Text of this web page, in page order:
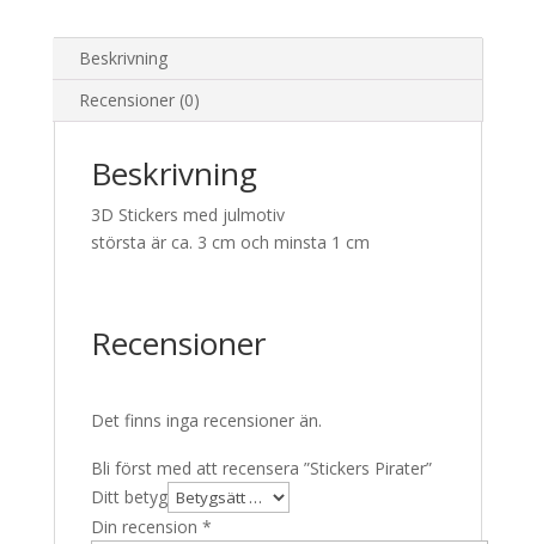
Beskrivning
Recensioner (0)
Beskrivning
3D Stickers med julmotiv
största är ca. 3 cm och minsta 1 cm
Recensioner
Det finns inga recensioner än.
Bli först med att recensera ”Stickers Pirater”
Ditt betyg
Din recension *